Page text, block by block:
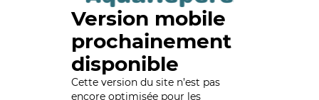
Version mobile
prochainement
disponible
Cette version du site n’est pas
encore optimisée pour les